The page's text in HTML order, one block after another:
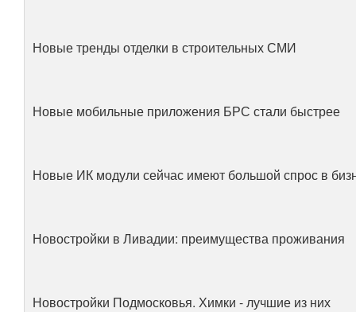
Новые тренды отделки в строительных СМИ
Новые мобильные приложения БРС стали быстрее
Новые ИК модули сейчас имеют большой спрос в
Новостройки в Ливадии: преимущества проживания
Новостройки Подмосковья. Химки - лучшие из них